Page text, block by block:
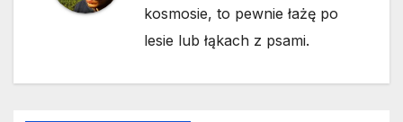
kosmosie, to pewnie łażę po
lesie lub łąkach z psami.